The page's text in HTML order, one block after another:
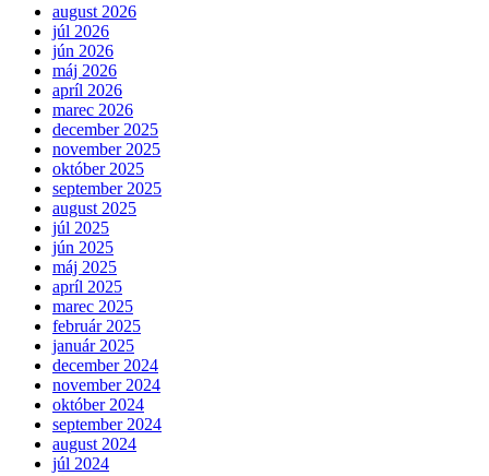
august 2026
júl 2026
jún 2026
máj 2026
apríl 2026
marec 2026
december 2025
november 2025
október 2025
september 2025
august 2025
júl 2025
jún 2025
máj 2025
apríl 2025
marec 2025
február 2025
január 2025
december 2024
november 2024
október 2024
september 2024
august 2024
júl 2024